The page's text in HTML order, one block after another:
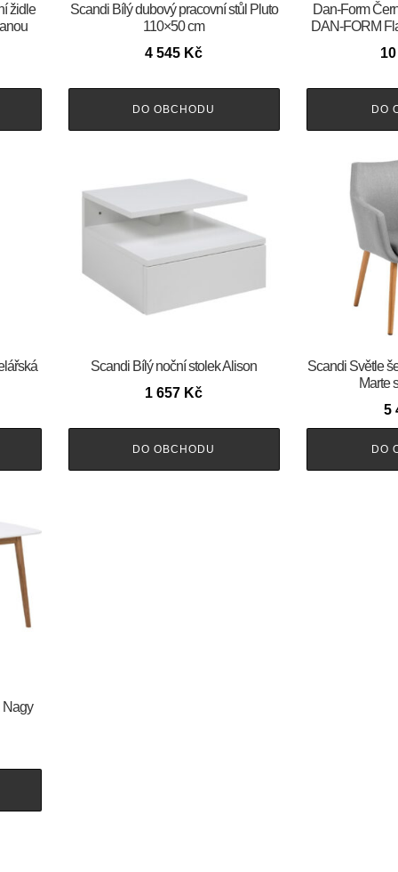
židle
Scandi Bílý dubový pracovní stůl Pluto
110×50 cm
4 545 Kč
DO OBCHODU
​​​​​Dan-Form
DAN-FORM
DO
Scandi Bílý noční stolek Alison
1 657 Kč
DO OBCHODU
Scandi Světle
Marte
5
DO
Nagy